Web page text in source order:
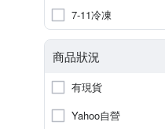
7-11冷凍
商品狀況
有現貨
Yahoo自營